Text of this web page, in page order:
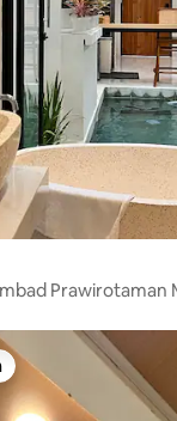
Prawirotaman